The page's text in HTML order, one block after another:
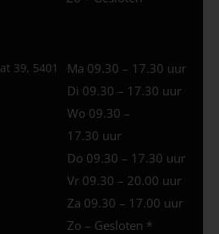
39, 5401
Ma 09.30 – 17.30 uur
Di 09.30 – 17.30 uur
Wo 09.30 –
17.30 uur
Do 09.30 – 17.30 uur
Vr 09.30 – 20.00 uur
Za 09.30 – 17.00 uur
Zo – Gesloten *